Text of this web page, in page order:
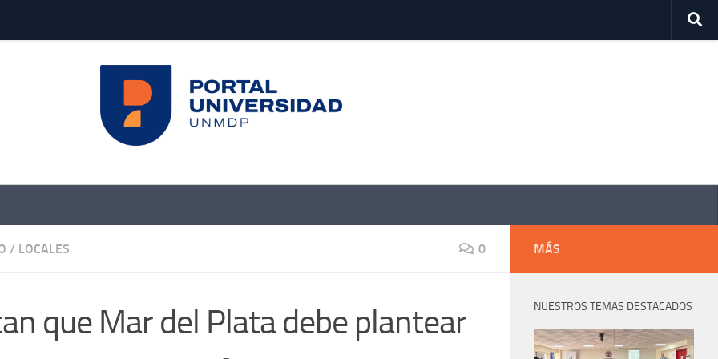
/ LOCALES 0
que Mar del Plata debe plantear
MÁS
NUESTROS TEMAS DESTACADOS